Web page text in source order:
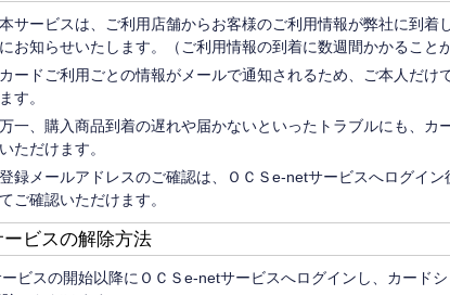
本サービスは、ご利用店舗からお客様のご利用情報が弊社に到着
にお知らせいたします。（ご利用情報の到着に数週間かかること
カードご利用ごとの情報がメールで通知されるため、ご本人だけ
ます。
万一、購入商品到着の遅れや届かないといったトラブルにも、カ
いただけます。
登録メールアドレスのご確認は、ＯＣＳe-netサービスへログイ
てご確認いただけます。
ービスの解除方法
ビスの開始以降にＯＣＳe-netサービスへログインし、カード